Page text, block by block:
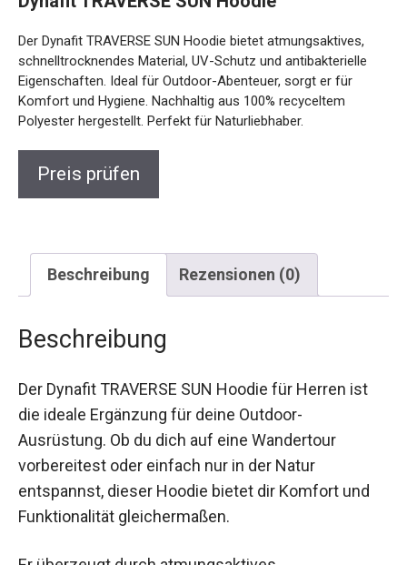
schnelltrocknendes Material, UV-Schutz und antibakterielle
Eigenschaften. Ideal für Outdoor-Abenteuer, sorgt er für
Komfort und Hygiene. Nachhaltig aus 100% recyceltem
Polyester hergestellt. Perfekt für Naturliebhaber.
Beschreibung Rezensionen (0)
Beschreibung
die ideale Ergänzung für deine Outdoor-
Ausrüstung. Ob du dich auf eine Wandertour
vorbereitest oder einfach nur in der Natur
entspannst, dieser Hoodie bietet dir Komfort und
Funktionalität gleichermaßen.